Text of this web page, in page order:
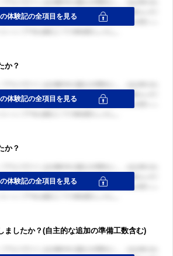
か？
か？
ましたか？(自主的な追加の準備工数含む)